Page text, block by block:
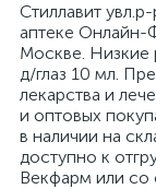
Стиллавит
аптеке Онлайн-
Москве. Низкие
д/глаз 10 мл.
лекарства и
и оптовых
в наличии на
доступно к
Векфарм или со